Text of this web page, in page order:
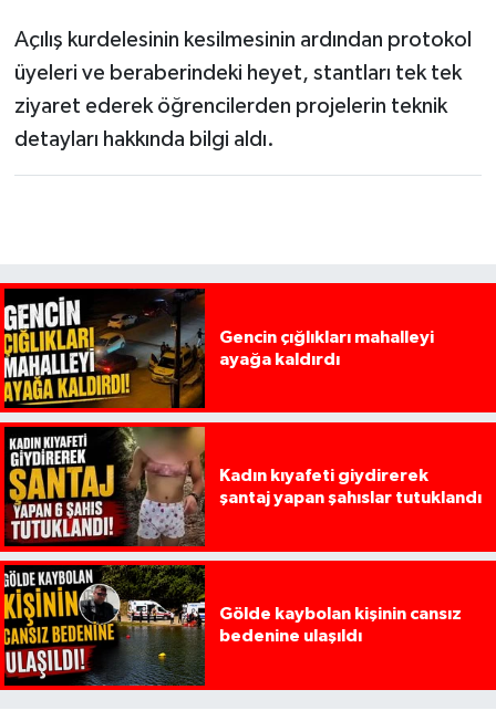
Açılış kurdelesinin kesilmesinin ardından protokol
üyeleri ve beraberindeki heyet, stantları tek tek
ziyaret ederek öğrencilerden projelerin teknik
detayları hakkında bilgi aldı.
Gencin çığlıkları mahalleyi
ayağa kaldırdı
Kadın kıyafeti giydirerek
şantaj yapan şahıslar tutuklandı
Gölde kaybolan kişinin cansız
bedenine ulaşıldı